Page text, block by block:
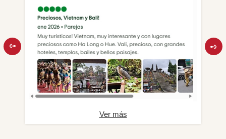
Ver más